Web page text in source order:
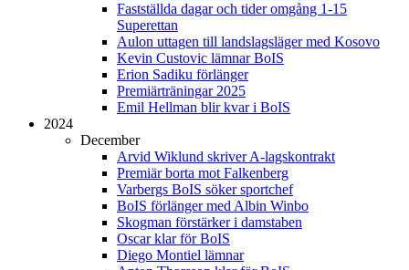
Fastställda dagar och tider omgång 1-15
Superettan
Aulon uttagen till landslagsläger med Kosovo
Kevin Custovic lämnar BoIS
Erion Sadiku förlänger
Premiärträningar 2025
Emil Hellman blir kvar i BoIS
2024
December
Arvid Wiklund skriver A-lagskontrakt
Premiär borta mot Falkenberg
Varbergs BoIS söker sportchef
BoIS förlänger med Albin Winbo
Skogman förstärker i damstaben
Oscar klar för BoIS
Diego Montiel lämnar